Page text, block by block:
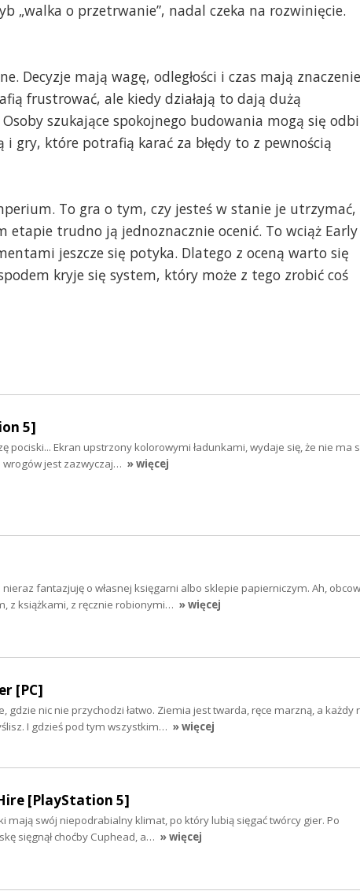
„walka o przetrwanie”, nadal czeka na rozwinięcie.
Decyzje mają wagę, odległości i czas mają
frustrować, ale kiedy działają to dają dużą
szukające spokojnego budowania mogą się
gry, które potrafią karać za błędy to z pewnością
To gra o tym, czy jesteś w stanie je utrzymać,
etapie trudno ją jednoznacznie ocenić. To wciąż Early
jeszcze się potyka. Dlatego z oceną warto się
kryje się system, który może z tego zrobić coś
5]
pociski... Ekran upstrzony kolorowymi ładunkami, wydaje się, że nie ma
wrogów jest zazwyczaj… » więcej
fantazjuję o własnej księgarni albo sklepie papierniczym. Ah,
z książkami, z ręcznie robionymi… » więcej
[PC]
gdzie nic nie przychodzi łatwo. Ziemia jest twarda, ręce marzną, a każdy
I gdzieś pod tym wszystkim… » więcej
[PlayStation 5]
mają swój niepodrabialny klimat, po który lubią sięgać twórcy gier. Po
sięgnął choćby Cuphead, a… » więcej